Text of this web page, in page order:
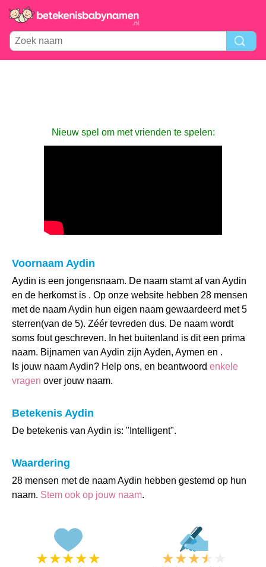
Nieuw spel om met vrienden te spelen:
Voornaam Aydin
Aydin is een jongensnaam. De naam stamt af van Aydin
en de herkomst is . Op onze website hebben 28 mensen
met de naam Aydin hun eigen naam gewaardeerd met 5
sterren(van de 5). Zéér tevreden dus. De naam wordt
soms fout geschreven. In het buitenland is dit een prima
naam. Bijnamen van Aydin zijn Ayden, Aymen en .
Is jouw naam Aydin? Help ons, en beantwoord enkele
vragen over jouw naam.
Betekenis Aydin
De betekenis van Aydin is: "Intelligent".
Waardering
28 mensen met de naam Aydin hebben gestemd op hun
naam. Stem ook op jouw naam.
★★★★★ ★★★★